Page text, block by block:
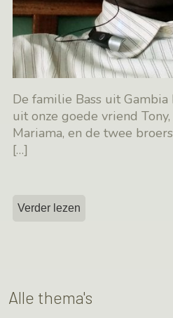
De familie Bass uit
uit onze goede vriend
Mariama, en de twee
[…]
Verder lezen
Alle thema's